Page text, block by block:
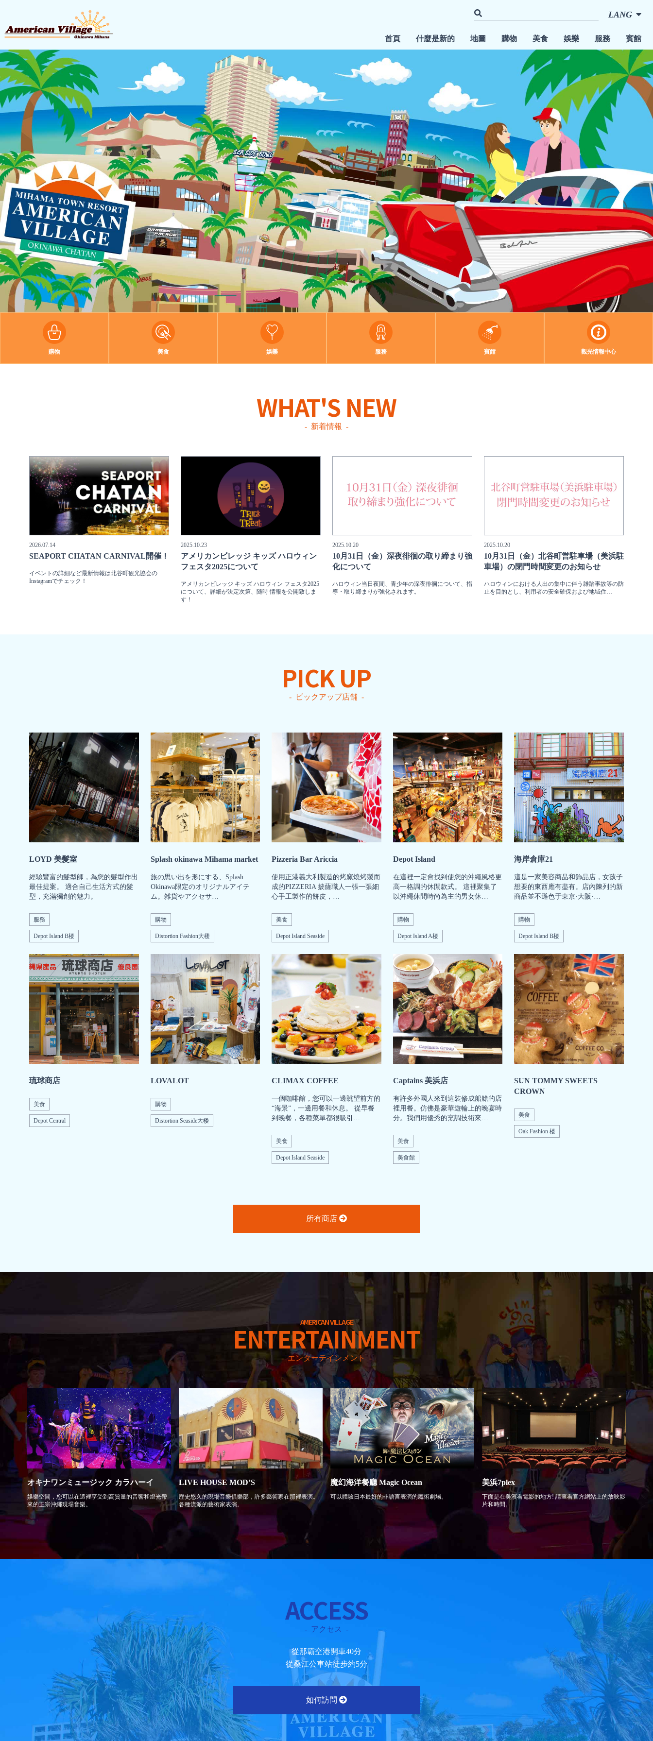
LANG
首頁 什麼是新的 地圖 購物 美食 娛樂 服務 賓館
購物 美食 娛樂 服務 賓館 觀光情報中心
WHAT'S NEW
新着情報
2026.07.14
SEAPORT CHATAN CARNIVAL開催！
イベントの詳細など最新情報は北谷町観光協会の
Instagramでチェック！
2025.10.23
アメリカンビレッジ キッズ ハロウィン
フェスタ2025について
アメリカンビレッジ キッズ ハロウィン フェスタ2025
について、詳細が決定次第、随時 情報を公開致しま
す！
2025.10.20
10月31日（金）深夜徘徊の取り締まり強
化について
ハロウィン当日夜間、青少年の深夜徘徊について、指
導・取り締まりが強化されます。
2025.10.20
10月31日（金）北谷町営駐車場（美浜駐
車場）の閉門時間変更のお知らせ
ハロウィンにおける人出の集中に伴う雑踏事故等の防
止を目的とし、利用者の安全確保および地域住…
PICK UP
ピックアップ店舗
LOYD 美髮室
經驗豐富的髮型師，為您的髮型作出
最佳提案。 適合自己生活方式的髮
型，充滿獨創的魅力。
服務
Depot Island B楼
Splash okinawa Mihama market
旅の思い出を形にする、Splash
Okinawa限定のオリジナルアイテ
ム。雑貨やアクセサ…
購物
Distortion Fashion大楼
Pizzeria Bar Ariccia
使用正港義大利製造的烤窯燒烤製而
成的PIZZERIA 披薩職人一張一張細
心手工製作的餅皮，…
美食
Depot Island Seaside
Depot Island
在這裡一定會找到使您的沖繩風格更
高一格調的休閒款式。 這裡聚集了
以沖繩休閒時尚為主的男女休…
購物
Depot Island A楼
海岸倉庫21
這是一家美容商品和飾品店，女孩子
想要的東西應有盡有。店內陳列的新
商品並不遜色于東京·大阪·…
購物
Depot Island B楼
琉球商店
美食
Depot Central
LOVALOT
購物
Distortion Seaside大楼
CLIMAX COFFEE
一個咖啡館，您可以一邊眺望前方的
“海景”，一邊用餐和休息。 從早餐
到晚餐，各種菜單都很吸引…
美食
Depot Island Seaside
Captains 美浜店
有許多外國人來到這裝修成船艙的店
裡用餐。仿佛是豪華遊輪上的晚宴時
分。我們用優秀的烹調技術來…
美食
美食館
SUN TOMMY SWEETS
CROWN
美食
Oak Fashion 楼
所有商店
AMERICAN VILLAGE
ENTERTAINMENT
エンターテインメント
オキナワンミュージック カラハーイ
娛樂空間，您可以在這裡享受到高質量的音響和燈光帶
來的正宗沖繩現場音樂。
LIVE HOUSE MOD’S
歷史悠久的現場音樂俱樂部，許多藝術家在那裡表演。
各種流派的藝術家表演。
魔幻海洋餐廳 Magic Ocean
可以體驗日本最好的非語言表演的魔術劇場。
美浜7plex
下面是在美濱看電影的地方! 請查看官方網站上的放映影
片和時間。
ACCESS
アクセス
從那霸空港開車40分
從桑江公車站徒步約5分
如何訪問